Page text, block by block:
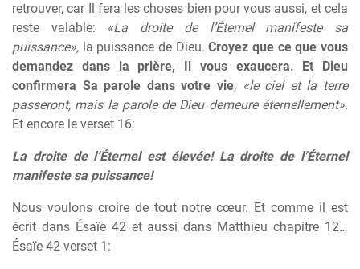
retrouver, car Il fera les choses bien pour vous aussi, et cela
reste valable: «La droite de l’Éternel manifeste sa
puissance», la puissance de Dieu.Croyez que ce que vous
demandez dans la prière, Il vous exaucera. Et Dieu
confirmera Sa parole dans votre vie, «le ciel et la terre
passeront, mais la parole de Dieu demeure éternellement».
Et encore le verset 16:
La droite de l’Éternel est élevée! La droite de l’Éternel
manifeste sa puissance!
Nous voulons croire de tout notre cœur. Et comme il est
écrit dans Ésaïe 42 et aussi dans Matthieu chapitre 12…
Ésaïe 42 verset 1: